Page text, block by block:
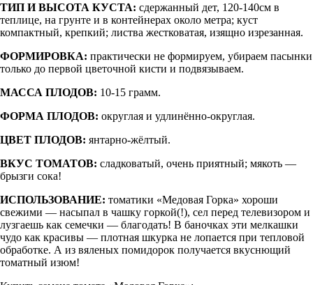
ТИП И ВЫСОТА КУСТА: сдержанный дет, 120-140см в
теплице, на грунте и в контейнерах около метра; куст
компактный, крепкий; листва жестковатая, изящно изрезанная.
ФОРМИРОВКА: практически не формируем, убираем пасынки
только до первой цветочной кисти и подвязываем.
МАССА ПЛОДОВ: 10-15 грамм.
ФОРМА ПЛОДОВ: округлая и удлинённо-округлая.
ЦВЕТ ПЛОДОВ: янтарно-жёлтый.
ВКУС ТОМАТОВ: сладковатый, очень приятный; мякоть —
брызги сока!
ИСПОЛЬЗОВАНИЕ: томатики «Медовая Горка» хороши
свежими — насыпал в чашку горкой(!), сел перед телевизором и
лузгаешь как семечки — благодать! В баночках эти мелкашки
чудо как красивы — плотная шкурка не лопается при тепловой
обработке. А из вяленых помидорок получается вкуснющий
томатный изюм!